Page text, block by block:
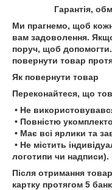
Гарантія,
Ми прагнемо, щоб
вам задоволення.
поруч, щоб
повернути товар
Як повернути товар
Переконайтеся, що
• Не
• Повністю
• Має всі ярлики та
• Не містить
логотипи чи надписи).
Після отримання
картку протягом 5